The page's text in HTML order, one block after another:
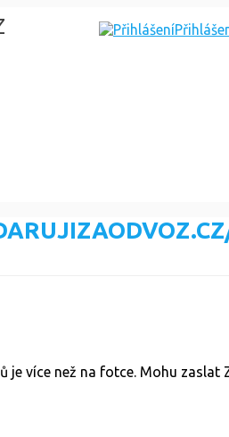
je více než na fotce. Mohu